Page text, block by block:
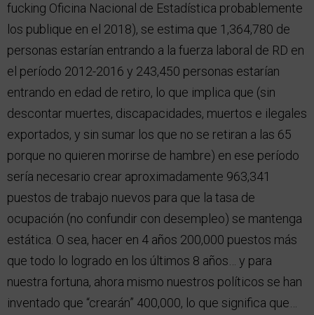
fucking Oficina Nacional de Estadística probablemente
los publique en el 2018), se estima que 1,364,780 de
personas estarían entrando a la fuerza laboral de RD en
el período 2012-2016 y 243,450 personas estarían
entrando en edad de retiro, lo que implica que (sin
descontar muertes, discapacidades, muertos e ilegales
exportados, y sin sumar los que no se retiran a las 65
porque no quieren morirse de hambre) en ese período
sería necesario crear aproximadamente 963,341
puestos de trabajo nuevos para que la tasa de
ocupación (no confundir con desempleo) se mantenga
estática. O sea, hacer en 4 años 200,000 puestos más
que todo lo logrado en los últimos 8 años… y para
nuestra fortuna, ahora mismo nuestros políticos se han
inventado que “crearán” 400,000, lo que significa que…